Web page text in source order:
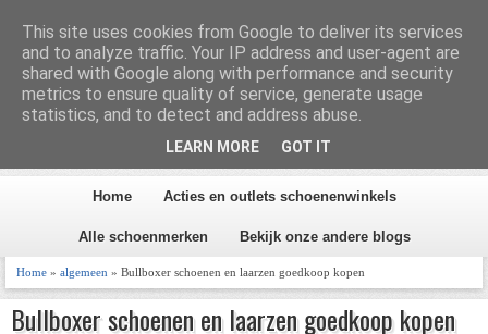
Homepage Inhoud
Schoen en Laars 2026
Alles over schoenen
Home Acties en outlets schoenenwinkels
Alle schoenmerken Bekijk onze andere blogs
Home » algemeen » Bullboxer schoenen en laarzen goedkoop kopen
Bullboxer schoenen en laarzen goedkoop kopen
This site uses cookies from Google to deliver its services
and to analyze traffic. Your IP address and user-agent are
shared with Google along with performance and security
metrics to ensure quality of service, generate usage
statistics, and to detect and address abuse.
LEARN MORE GOT IT